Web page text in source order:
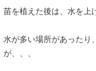
苗を植えた後は、水を上
水が多い場所があったり
が、、、